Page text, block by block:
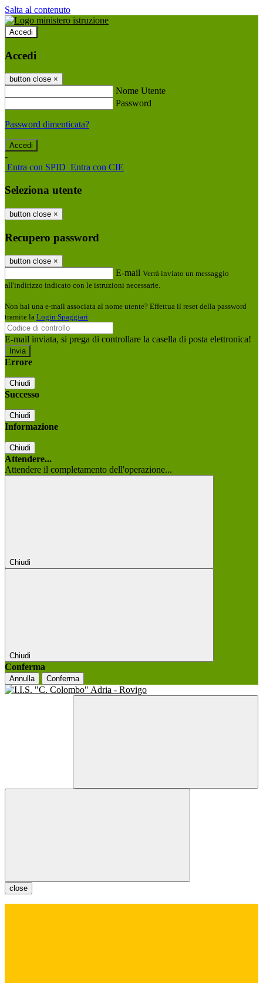
Salta al contenuto
Accedi
Accedi
button close ×
Nome Utente
Password
Password dimenticata?
-
Entra con SPID Entra con CIE
Seleziona utente
button close ×
Recupero password
button close ×
E-mail Verrà inviato un messaggio
all'indirizzo indicato con le istruzioni necessarie.
Non hai una e-mail associata al nome utente? Effettua il reset della password
tramite la Login Spaggiari
E-mail inviata, si prega di controllare la casella di posta elettronica!
Errore
Chiudi
Successo
Chiudi
Informazione
Chiudi
Attendere...
Attendere il completamento dell'operazione...
Chiudi
Chiudi
Conferma
Annulla Conferma
close